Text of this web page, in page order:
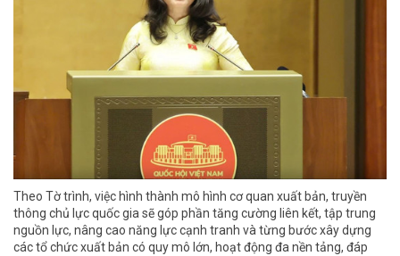
Theo Tờ trình, việc hình thành mô hình cơ quan xuất bản, truyền
thông chủ lực quốc gia sẽ góp phần tăng cường liên kết, tập trung
nguồn lực, nâng cao năng lực cạnh tranh và từng bước xây dựng
các tổ chức xuất bản có quy mô lớn, hoạt động đa nền tảng, đáp